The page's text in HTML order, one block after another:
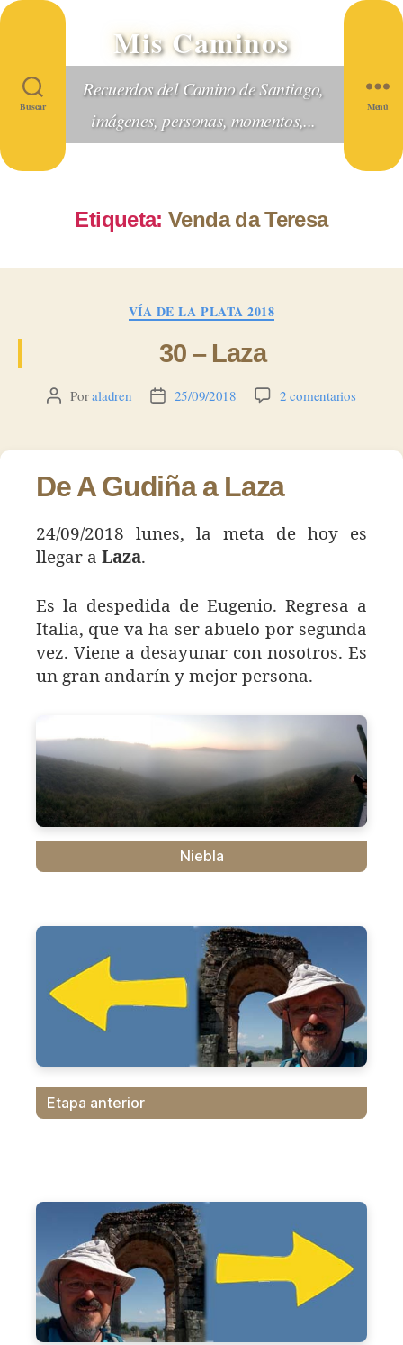
Buscar
Mis Caminos
Recuerdos del Camino de Santiago,
imágenes, personas, momentos,...
Menú
Etiqueta: Venda da Teresa
Categorías
VÍA DE LA PLATA 2018
30 – Laza
Autor
entrada
Poraladren
Fecha
entrada
25/09/2018 2 comentariosen
Laza
De A Gudiña a Laza
24/09/2018 lunes, la meta de hoy es
llegar a Laza.
Es la despedida de Eugenio. Regresa a
Italia, que va ha ser abuelo por segunda
vez. Viene a desayunar con nosotros. Es
un gran andarín y mejor persona.
Niebla
Etapa anterior